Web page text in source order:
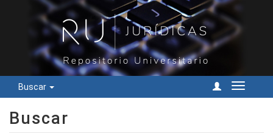
Buscar
Cambiar
Buscar